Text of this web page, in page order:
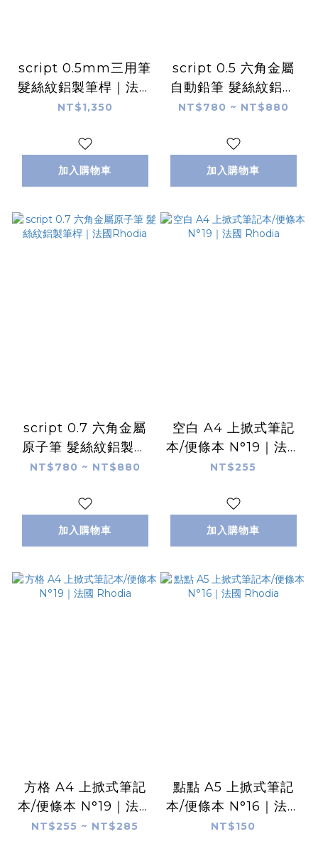
script 0.5mm三用筆
髮絲紋鋁製筆桿｜法國
Rhodia
NT$1,350
加入購物車
script 0.5 六角金屬
自動鉛筆 髮絲紋鋁製
筆桿｜法國Rhodia
NT$780 ~ NT$880
加入購物車
script 0.7 六角金屬
原子筆 髮絲紋鋁製筆
桿｜法國Rhodia
NT$780 ~ NT$880
加入購物車
空白 A4 上掀式筆記
本/便條本 N°19｜法國
Rhodia
NT$255
加入購物車
方格 A4 上掀式筆記
本/便條本 N°19｜法國
Rhodia
NT$255 ~ NT$285
點點 A5 上掀式筆記
本/便條本 N°16｜法國
Rhodia
NT$150